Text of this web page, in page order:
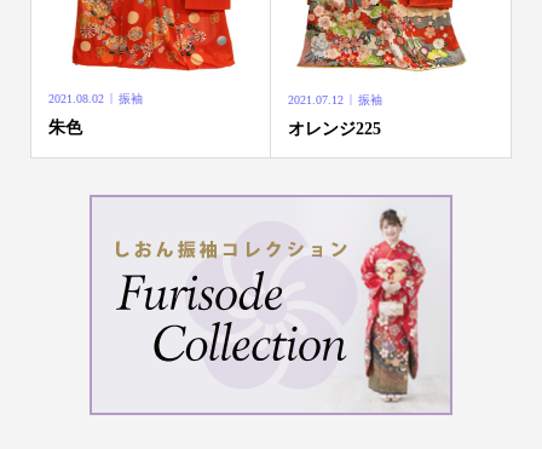
2021.08.02 振袖
朱色
2021.07.12 振袖
オレンジ225